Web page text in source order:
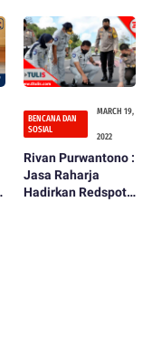
Terdampak Banjir
Bandang
BENCANA DAN
SOSIAL
MARCH 19,
2022
Rivan Purwantono :
Jasa Raharja
Hadirkan Redspot